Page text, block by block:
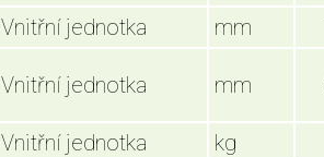
Vnitřní jednotka mm
Vnitřní jednotka mm
Vnitřní jednotka kg